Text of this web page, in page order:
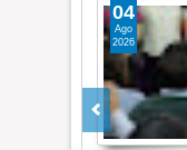
04
Ago
2026